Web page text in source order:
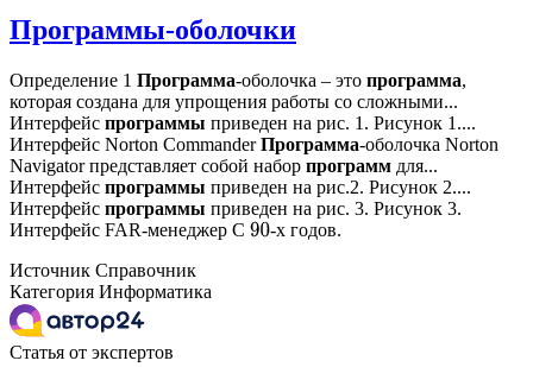
Программы-оболочки
Определение 1 Программа-оболочка – это программа,
которая создана для упрощения работы со сложными...
Интерфейс программы приведен на рис. 1. Рисунок 1....
Интерфейс Norton CommanderПрограмма-оболочка Norton
Navigator представляет собой набор программ для...
Интерфейс программы приведен на рис.2. Рисунок 2....
Интерфейс программы приведен на рис. 3. Рисунок 3.
Интерфейс FAR-менеджер С 90-х годов.
Источник Справочник
Категория Информатика
Статья от экспертов